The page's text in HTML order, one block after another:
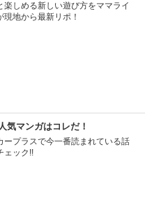
楽しめる新しい遊び方をママライ
現地から最新リポ！
気マンガはコレだ！
ープラスで今一番読まれている話
ェック!!